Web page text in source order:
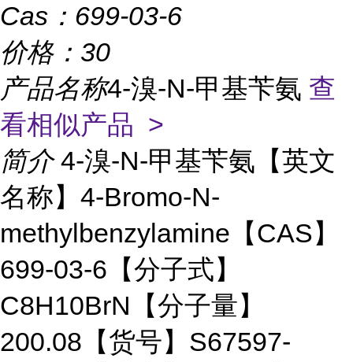
Cas： 699-03-6
价格： 30
产品名称4-溴-N-甲基苄氨 查
看相似产品 >
简介 4-溴-N-甲基苄氨【英文
名称】4-Bromo-N-
methylbenzylamine【CAS】
699-03-6【分子式】
C8H10BrN【分子量】
200.08【货号】S67597-